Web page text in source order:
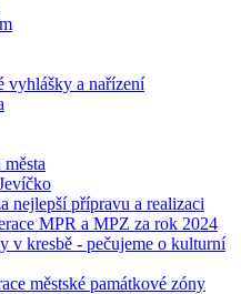
vyhlášky a nařízení
nejlepší přípravu a realizaci
MPR a MPZ za rok 2024
v kresbě - pečujeme o kulturní
městské památkové zóny